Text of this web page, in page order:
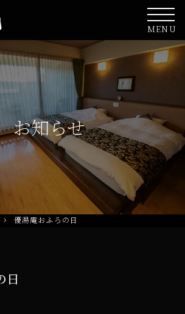
MENU
お知らせ
優湯庵おふろの日
日